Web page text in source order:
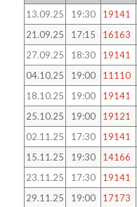
13.09.25 19:30 19141
21.09.25
17:15 16163
27.09.25
18:30 19141
04.10.25
19:00 11110
18.10.25
19:00 19141
25.10.25
19:00 19121
02.11.25
17:30 19141
15.11.25
19:30 14166
23.11.25
17:30 19141
29.11.25
19:00 17173